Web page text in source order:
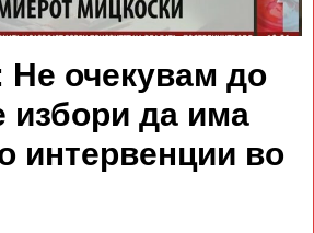
Не очекувам до
избори да има
интервенции во